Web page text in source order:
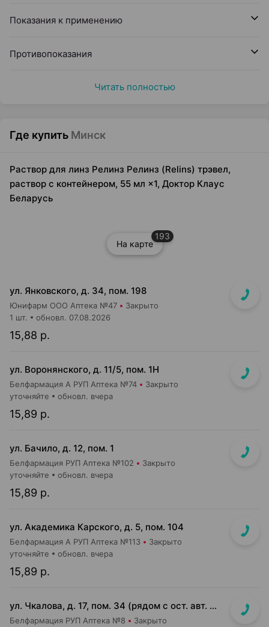
Показания к применению
Противопоказания
Читать полностью
Где купить Минск
Раствор для линз Релинз Релинз (Relins) трэвел,
раствор с контейнером, 55 мл ×1, Доктор Клаус
Беларусь
На карте
193
ул. Янковского, д. 34, пом. 198
Юнифарм ООО Аптека №47 Закрыто
15,88 р.
1 шт. обновл. 07.08.2026
ул. Воронянского, д. 11/5, пом. 1Н
Белфармация А РУП Аптека №74 Закрыто
15,89 р.
уточняйте обновл. вчера
ул. Бачило, д. 12, пом. 1
Белфармация РУП Аптека №102 Закрыто
15,89 р.
уточняйте обновл. вчера
ул. Академика Карского, д. 5, пом. 104
Белфармация А РУП Аптека №113 Закрыто
15,89 р.
уточняйте обновл. вчера
ул. Чкалова, д. 17, пом. 34 (рядом с ост. авт. №100)
Белфармация РУП Аптека №8 Закрыто